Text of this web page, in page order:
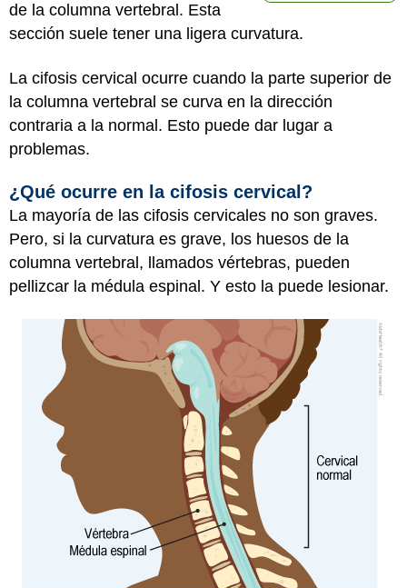
de la columna vertebral. Esta
sección suele tener una ligera curvatura.
La cifosis cervical ocurre cuando la parte superior de
la columna vertebral se curva en la dirección
contraria a la normal. Esto puede dar lugar a
problemas.
¿Qué ocurre en la cifosis cervical?
La mayoría de las cifosis cervicales no son graves.
Pero, si la curvatura es grave, los huesos de la
columna vertebral, llamados vértebras, pueden
pellizcar la médula espinal. Y esto la puede lesionar.